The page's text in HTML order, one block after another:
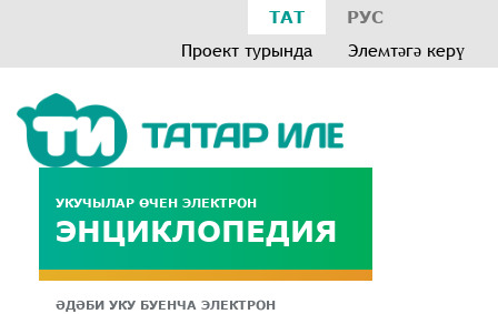
ТАТ РУС
Проект турында Элемтәгә керү
УКУЧЫЛАР ӨЧЕН ЭЛЕКТРОН
ЭНЦИКЛОПЕДИЯ
ӘДӘБИ УКУ БУЕНЧА ЭЛЕКТРОН